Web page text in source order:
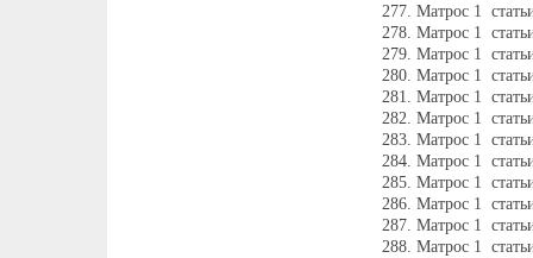
Матрос 1
Матрос 1
Матрос 1
Матрос 1
Матрос 1
Матрос 1
Матрос 1
Матрос 1
Матрос 1
Матрос 1
Матрос 1
Матрос 1